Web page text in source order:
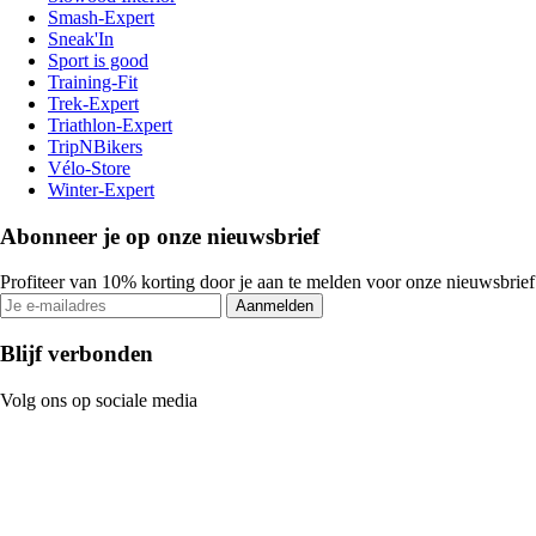
Smash-Expert
Sneak'In
Sport is good
Training-Fit
Trek-Expert
Triathlon-Expert
TripNBikers
Vélo-Store
Winter-Expert
Abonneer je op onze nieuwsbrief
Profiteer van 10% korting door je aan te melden voor onze nieuwsbrief
Aanmelden
Blijf verbonden
Volg ons op sociale media